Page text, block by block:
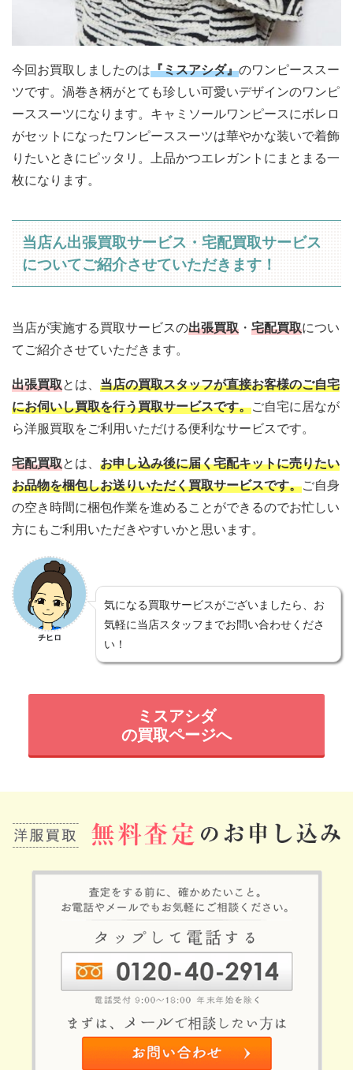
今回お買取しましたのは『ミスアシダ』のワンピーススー
ツです。渦巻き柄がとても珍しい可愛いデザインのワンピ
ーススーツになります。キャミソールワンピースにボレロ
がセットになったワンピーススーツは華やかな装いで着飾
りたいときにピッタリ。上品かつエレガントにまとまる一
枚になります。
当店ん出張買取サービス・宅配買取サービス
についてご紹介させていただきます！
当店が実施する買取サービスの出張買取 ・ 宅配買取につい
てご紹介させていただきます。
出張買取とは、 当店の買取スタッフが直接お客様のご自宅
にお伺いし買取を行う買取サービスです。ご自宅に居なが
ら洋服買取をご利用いただける便利なサービスです。
宅配買取とは、 お申し込み後に届く宅配キットに売りたい
お品物を梱包しお送りいただく買取サービスです。ご自身
の空き時間に梱包作業を進めることができるのでお忙しい
方にもご利用いただきやすいかと思います。
チヒロ
気になる買取サービスがございましたら、お
気軽に当店スタッフまでお問い合わせくださ
い！
ミスアシダ
の買取ページへ